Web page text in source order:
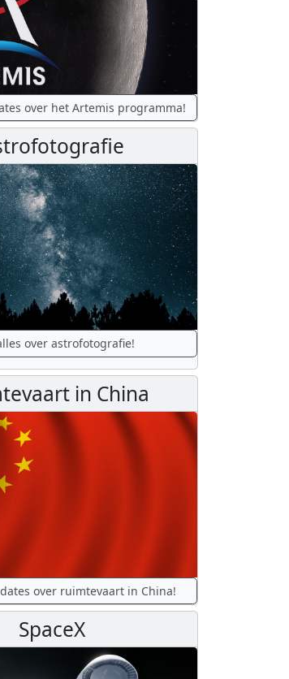
over het Artemis programma!
over astrofotografie!
in China
over ruimtevaart in China!
SpaceX